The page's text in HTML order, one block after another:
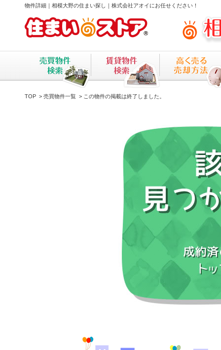
物件詳細｜相模大野の住まい探し｜株式会社アオイにお任せください！
TOP > 売買物件一覧 > この物件の掲載は終了しました。